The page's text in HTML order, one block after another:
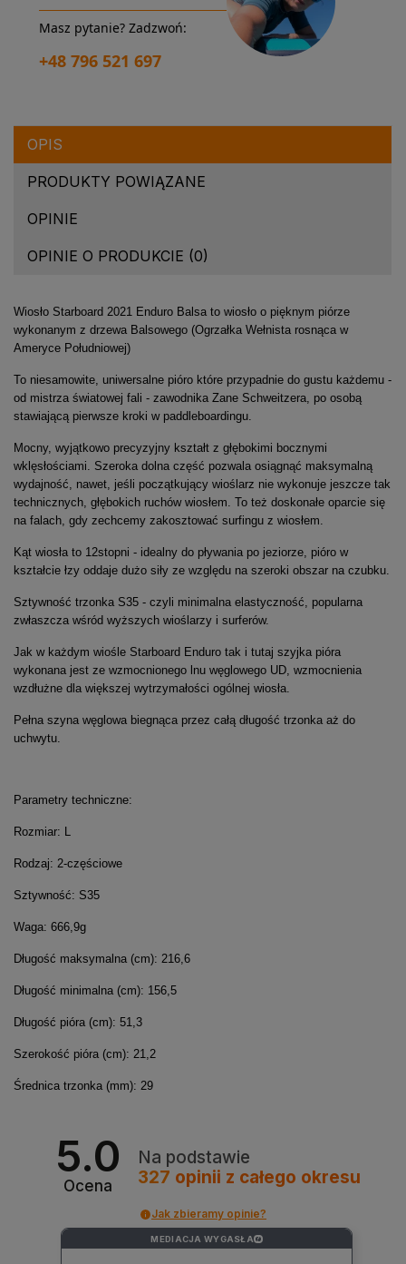
Masz pytanie? Zadzwoń:
+48 796 521 697
OPIS
PRODUKTY POWIĄZANE
OPINIE
OPINIE O PRODUKCIE (0)
Wiosło Starboard 2021 Enduro Balsa to wiosło o pięknym piórze
wykonanym z drzewa Balsowego (Ogrzałka Wełnista rosnąca w
Ameryce Południowej)
To niesamowite, uniwersalne pióro które przypadnie do gustu każdemu -
od mistrza światowej fali - zawodnika Zane Schweitzera, po osobą
stawiającą pierwsze kroki w paddleboardingu.
Mocny, wyjątkowo precyzyjny kształt z głębokimi bocznymi
wklęsłościami. Szeroka dolna część pozwala osiągnąć maksymalną
wydajność, nawet, jeśli początkujący wioślarz nie wykonuje jeszcze tak
technicznych, głębokich ruchów wiosłem. To też doskonałe oparcie się
na falach, gdy zechcemy zakosztować surfingu z wiosłem.
Kąt wiosła to 12stopni - idealny do pływania po jeziorze, pióro w
kształcie łzy oddaje dużo siły ze względu na szeroki obszar na czubku.
Sztywność trzonka S35 - czyli minimalna elastyczność, popularna
zwłaszcza wśród wyższych wioślarzy i surferów.
Jak w każdym wiośle Starboard Enduro tak i tutaj szyjka pióra
wykonana jest ze wzmocnionego lnu węglowego UD, wzmocnienia
wzdłużne dla większej wytrzymałości ogólnej wiosła.
Pełna szyna węglowa biegnąca przez całą długość trzonka aż do
uchwytu.
Parametry techniczne:
Rozmiar: L
Rodzaj: 2-częściowe
Sztywność: S35
Waga: 666,9g
Długość maksymalna (cm): 216,6
Długość minimalna (cm): 156,5
Długość pióra (cm): 51,3
Szerokość pióra (cm): 21,2
Średnica trzonka (mm): 29
5.0
Ocena
Na podstawie
327 opinii z całego okresu
Jak zbieramy opinie?
MEDIACJA WYGASŁA ?